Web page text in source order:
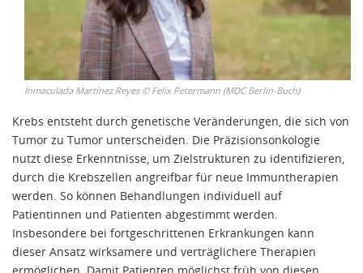
Inmaculada Martínez Reyes ©Felix Petermann (MDC Berlin-Buch)
Krebs entsteht durch genetische Veränderungen, die sich von
Tumor zu Tumor unterscheiden. Die Präzisionsonkologie
nutzt diese Erkenntnisse, um Zielstrukturen zu identifizieren,
durch die Krebszellen angreifbar für neue Immuntherapien
werden. So können Behandlungen individuell auf
Patientinnen und Patienten abgestimmt werden.
Insbesondere bei fortgeschrittenen Erkrankungen kann
dieser Ansatz wirksamere und verträglichere Therapien
ermöglichen. Damit Patienten möglichst früh von diesen